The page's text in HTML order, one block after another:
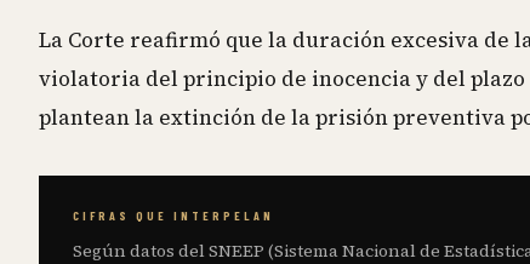
La Corte reafirmó que la duración excesiva
violatoria del principio de inocencia y del plazo
plantean la extinción de la prisión preventiva
CIFRAS QUE INTERPELAN
Según datos del SNEEP (Sistema Nacional de